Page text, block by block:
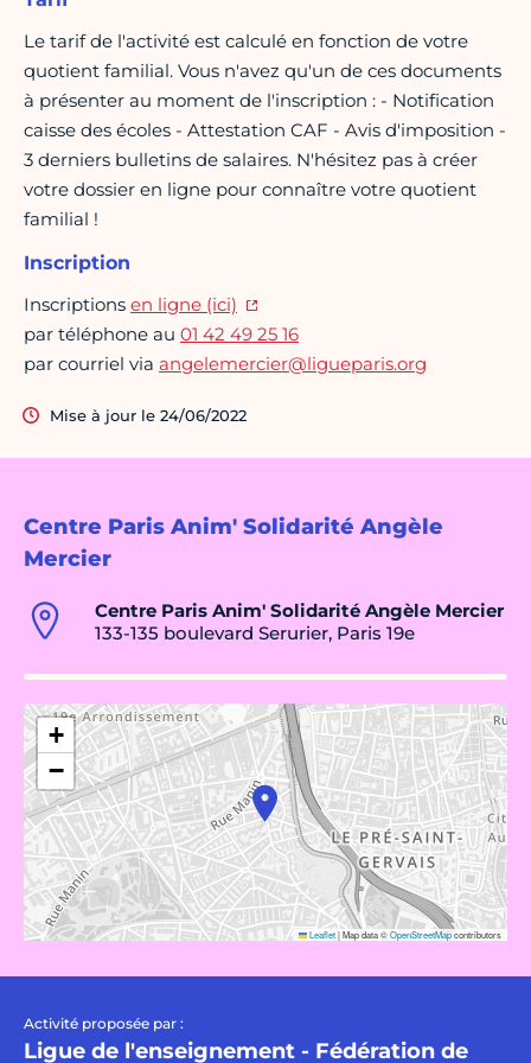
Centre Paris Anim' Solidarité Angèle
Mercier
Centre Paris Anim' Solidarité Angèle Mercier
133-135 boulevard Serurier, Paris 19e
+
−
Leaflet|Map data ©OpenStreetMapcontributors
Activité proposée par :
Ligue de l'enseignement - Fédération de
Le tarif de l'activité est calculé en fonction de votre
quotient familial. Vous n'avez qu'un de ces documents
à présenter au moment de l'inscription : - Notification
caisse des écoles - Attestation CAF - Avis d'imposition -
3 derniers bulletins de salaires. N'hésitez pas à créer
votre dossier en ligne pour connaître votre quotient
familial !
Inscription
Inscriptions en ligne (ici)
par téléphone au 01 42 49 25 16
par courriel via angelemercier@ligueparis.org
Mise à jour le 24/06/2022